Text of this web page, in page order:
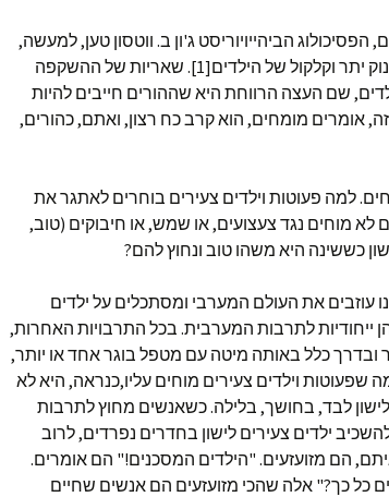
הביהייויוריסט ג'ון ב. ווטסון טען, למעשה,
שהתנהגות זו היא פתולוגית ונובעת מפינוק יתר וקלקול של הילדים[1]. שאריות של ההשקפה
שם העצה הרווחת היא שההורים חייבים להיות
אומרים מומחים, הוא קרב כח רצון, ואתם, כהורים,
למה פעוטות וילדים צעירים בוחרים לאתגר את
מוחים נגד צעצועים, או שמש, או חיבוקים (טוב,
כששינה היא משהו טוב ונחוץ להם?
את העולם המערבי ומסתכלים על ילדים
לתרבות המערבית. בכל התרבויות האחרות,
ובדרך כלל באותה מיטה עם מטפל בוגר אחד או יותר,
שעת השינה כלל לא קיימת[2]. מה שפעוטות וילדים צעירים מוחים עליו,כנראה, היא לא
לבד, בחושך, בלילה. כשאנשים מחוץ לתרבות
ילדים צעירים לישון בחדרים נפרדים, לרוב
הם מזועזעים. "הילדים המסכנים!" הם אומרים.
כל כך?" אלה שהכי מזועזעים הם אנשים שחיים